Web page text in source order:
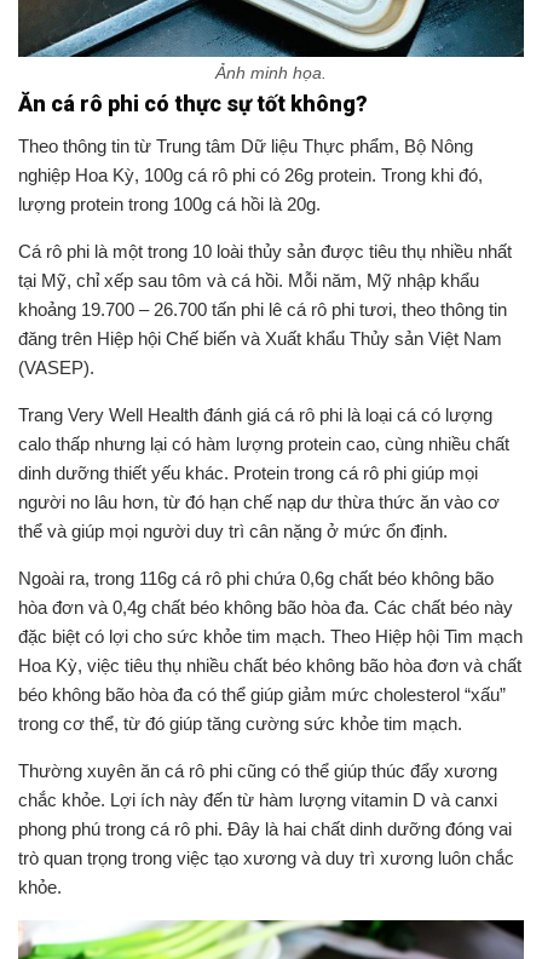
Ảnh minh họa.
Ăn cá rô phi có thực sự tốt không?
Theo thông tin từ Trung tâm Dữ liệu Thực phẩm, Bộ Nông
nghiệp Hoa Kỳ, 100g cá rô phi có 26g protein. Trong khi đó,
lượng protein trong 100g cá hồi là 20g.
Cá rô phi là một trong 10 loài thủy sản được tiêu thụ nhiều nhất
tại Mỹ, chỉ xếp sau tôm và cá hồi. Mỗi năm, Mỹ nhập khẩu
khoảng 19.700 – 26.700 tấn phi lê cá rô phi tươi, theo thông tin
đăng trên Hiệp hội Chế biến và Xuất khẩu Thủy sản Việt Nam
(VASEP).
Trang Very Well Health đánh giá cá rô phi là loại cá có lượng
calo thấp nhưng lại có hàm lượng protein cao, cùng nhiều chất
dinh dưỡng thiết yếu khác. Protein trong cá rô phi giúp mọi
người no lâu hơn, từ đó hạn chế nạp dư thừa thức ăn vào cơ
thể và giúp mọi người duy trì cân nặng ở mức ổn định.
Ngoài ra, trong 116g cá rô phi chứa 0,6g chất béo không bão
hòa đơn và 0,4g chất béo không bão hòa đa. Các chất béo này
đặc biệt có lợi cho sức khỏe tim mạch. Theo Hiệp hội Tim mạch
Hoa Kỳ, việc tiêu thụ nhiều chất béo không bão hòa đơn và chất
béo không bão hòa đa có thể giúp giảm mức cholesterol “xấu”
trong cơ thể, từ đó giúp tăng cường sức khỏe tim mạch.
Thường xuyên ăn cá rô phi cũng có thể giúp thúc đẩy xương
chắc khỏe. Lợi ích này đến từ hàm lượng vitamin D và canxi
phong phú trong cá rô phi. Đây là hai chất dinh dưỡng đóng vai
trò quan trọng trong việc tạo xương và duy trì xương luôn chắc
khỏe.